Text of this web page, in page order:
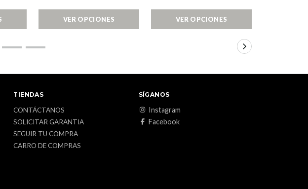
VER OPCIONES VER OPCIONES
TIENDAS
CONTÁCTANOS
SOLICITAR GARANTIA
SEGUIR TU COMPRA
CARRO DE COMPRAS
SÍGANOS
Instagram
Facebook